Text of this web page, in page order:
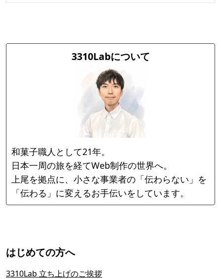
3310Labについて
和菓子職人として21年。
日本一周の旅を経てWeb制作の世界へ。
上尾を拠点に、小さな事業者の「伝わらない」を
「伝わる」に変えるお手伝いをしています。
はじめての方へ
3310Lab 立ち上げのご挨拶